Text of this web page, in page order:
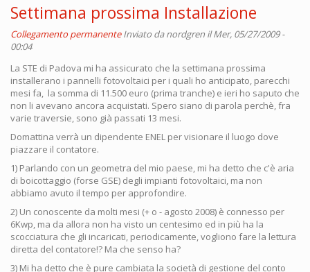
Settimana prossima Installazione
Collegamento permanente Inviato danordgren il Mer, 05/27/2009 -
00:04
La STE di Padova mi ha assicurato che la settimana prossima
installerano i pannelli fotovoltaici per i quali ho anticipato, parecchi
mesi fa, la somma di 11.500 euro (prima tranche) e ieri ho saputo che
non li avevano ancora acquistati. Spero siano di parola perchè, fra
varie traversie, sono già passati 13 mesi.
Domattina verrà un dipendente ENEL per visionare il luogo dove
piazzare il contatore.
1) Parlando con un geometra del mio paese, mi ha detto che c'è aria
di boicottaggio (forse GSE) degli impianti fotovoltaici, ma non
abbiamo avuto il tempo per approfondire.
2) Un conoscente da molti mesi (+ o - agosto 2008) è connesso per
6Kwp, ma da allora non ha visto un centesimo ed in più ha la
scocciatura che gli incaricati, periodicamente, vogliono fare la lettura
diretta del contatore!? Ma che senso ha?
3) Mi ha detto che è pure cambiata la società di gestione del conto